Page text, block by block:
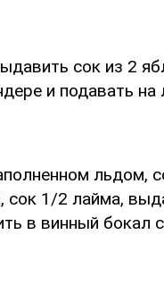
сок из 2
и подавать на
льдом,
сок 1/2 лайма,
в винный бокал